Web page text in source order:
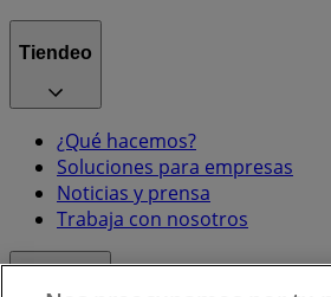
Tiendeo
¿Qué hacemos?
Soluciones para empresas
Noticias y prensa
Trabaja con nosotros